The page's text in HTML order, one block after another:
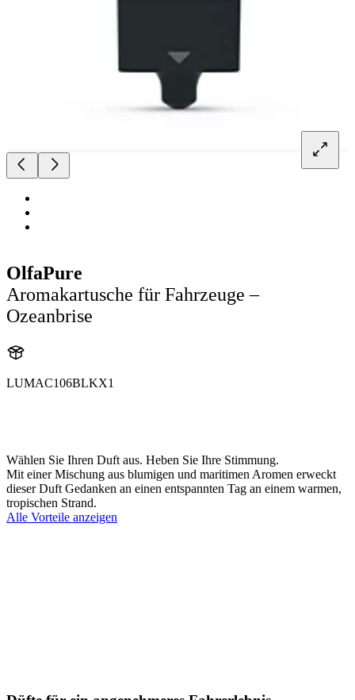
OlfaPure
Aromakartusche für Fahrzeuge –
Ozeanbrise
LUMAC106BLKX1
Wählen Sie Ihren Duft aus. Heben Sie Ihre Stimmung.
Mit einer Mischung aus blumigen und maritimen Aromen erweckt
dieser Duft Gedanken an einen entspannten Tag an einem warmen,
tropischen Strand.
Alle Vorteile anzeigen